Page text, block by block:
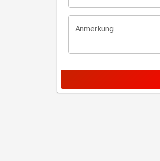
Anmerkung